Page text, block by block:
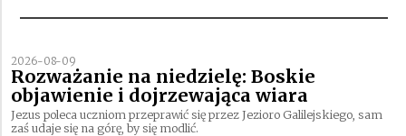
2026-08-09
Rozważanie na niedzielę: Boskie
objawienie i dojrzewająca wiara
Jezus poleca uczniom przeprawić się przez Jezioro Galilejskiego, sam
zaś udaje się na górę, by się modlić.